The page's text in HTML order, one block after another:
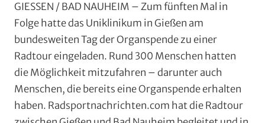
Gießen,
Mit
Fotos,
Multimedia,
Orte,
Radwandern
GIESSEN / BAD NAUHEIM – Zum fünften Mal in
Folge hatte das Uniklinikum in Gießen am
bundesweiten Tag der Organspende zu einer
Radtour eingeladen. Rund 300 Menschen hatten
die Möglichkeit mitzufahren – darunter auch
Menschen, die bereits eine Organspende erhalten
haben. Radsportnachrichten.com hat die Radtour